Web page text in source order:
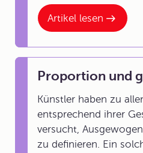
Artikel lesen
Proportion und
Künstler haben zu
entsprechend ihrer
versucht,
zu definieren. Ein